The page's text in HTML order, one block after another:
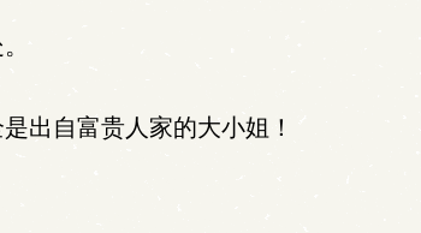
出自富贵人家的大小姐！